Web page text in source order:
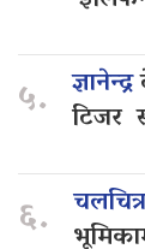
५. ज्ञानेन्द्र
टिजर
६.